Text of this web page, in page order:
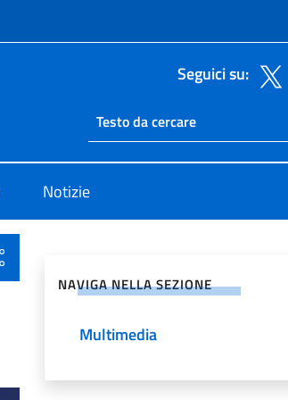
Seguici su:
Ricerca sito
Cerca nel sito
Notizie
NAVIGA NELLA SEZIONE
Multimedia